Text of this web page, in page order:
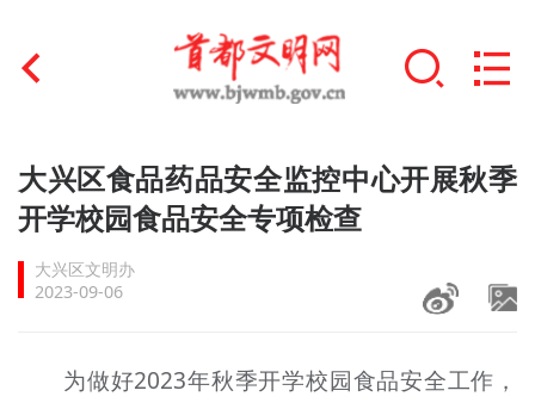
首页
文明创建
文明实践
未成年人思想道德建设
大兴区食品药品安全监控中心开展秋季
开学校园食品安全专项检查
大兴区文明办
2023-09-06
为做好2023年秋季开学校园食品安全工作，